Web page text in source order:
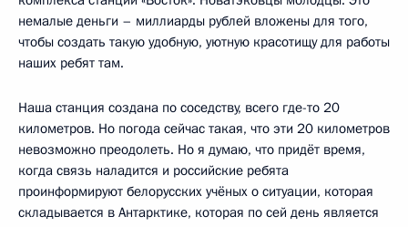
немалые деньги – миллиарды рублей вложены для того,
чтобы создать такую удобную, уютную красотищу для работы
наших ребят там.
Наша станция создана по соседству, всего где-то 20
километров. Но погода сейчас такая, что эти 20 километров
невозможно преодолеть. Но я думаю, что придёт время,
когда связь наладится и российские ребята
проинформируют белорусских учёных о ситуации, которая
складывается в Антарктике, которая по сей день является